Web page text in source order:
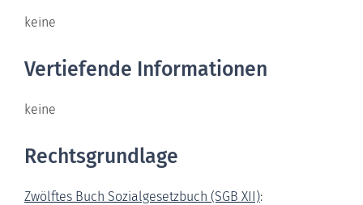
keine
Vertiefende Informationen
keine
Rechtsgrundlage
Zwölftes Buch Sozialgesetzbuch (SGB XII):